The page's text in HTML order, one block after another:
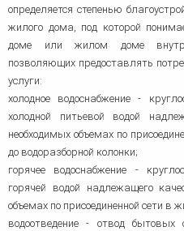
определяется степенью
жилого дома, под которой
доме или жилом доме
позволяющих предоставлять
услуги:
холодное водоснабжение -
холодной питьевой водой
необходимых объемах по
до водоразборной колонки;
горячее водоснабжение -
горячей водой надлежащего
объемах по присоединенной сети в
водоотведение - отвод